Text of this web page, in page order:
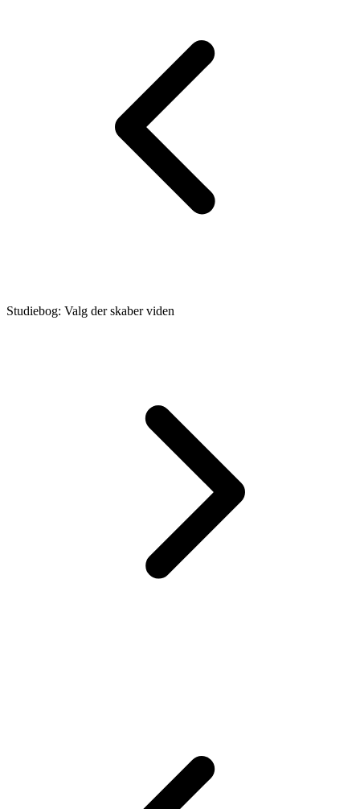
Studiebog: Valg der skaber viden